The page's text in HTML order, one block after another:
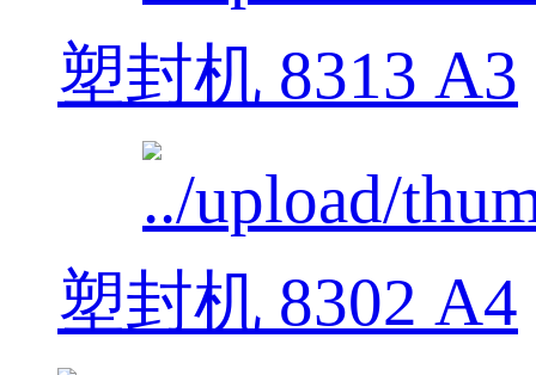
塑封机 8313 A3
塑封机 8302 A4